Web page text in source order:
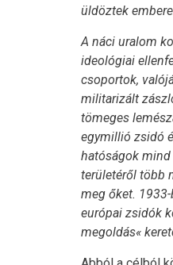
üldöztek
A náci uralom
ideológiai
csoportok,
militarizált
tömeges
egymillió zsidó
hatóságok
területéről több
meg őket.
európai zsidók
megoldás«